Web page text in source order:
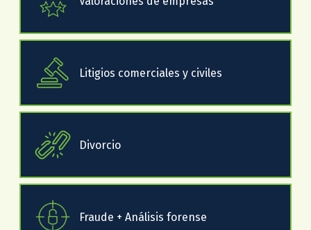
Litigios comerciales y civiles
Divorcio
Fraude + Análisis forense